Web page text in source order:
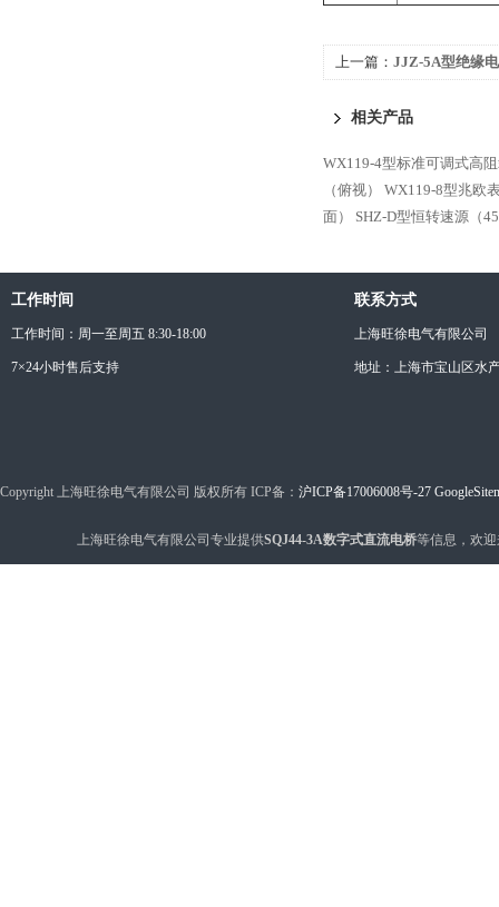
上一篇： JJZ-5A型绝缘
相关产品
WX119-4型标准可调式高
（俯视）
WX119-8型兆欧
面）
SHZ-D型恒转速源（
工作时间
工作时间：周一至周五 8:30-18:00
7×24小时售后支持
联系方式
上海旺徐电气有限公司
地址：上海市宝山区水
Copyright 上海旺徐电气有限公司 版权所有 ICP备： 沪ICP备17006008号-27
上海旺徐电气有限公司专业提供SQJ44-3A数字式直流电桥等信息，欢